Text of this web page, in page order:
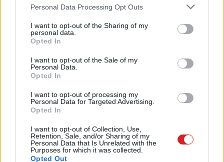
Please note that this website/app uses one or more Google
not limited to your visit or usage behaviour. You may click to
grant or deny consent to Google and its third-party tags to
use your data for below specified purposes in below Google
consent section.
Personal Data Processing Opt Outs
I want to opt-out of the Sharing of my
personal data.
Opted In
I want to opt-out of the Sale of my
Personal Data.
Opted In
I want to opt-out of processing my
Personal Data for Targeted Advertising.
Opted In
I want to opt-out of Collection, Use,
Retention, Sale, and/or Sharing of my
Personal Data that Is Unrelated with the
Purposes for which it was collected.
Opted Out
PCW.lite | 2025.01.19 09:10
ADATA XPG Lancer Blade RGB
PCW.master| 2025.01.09 19:10
PCW.lite| 2024.12.04 13:57
de nem a napsütötte április miatt
PCW.lite| 2024.04.08 19:31